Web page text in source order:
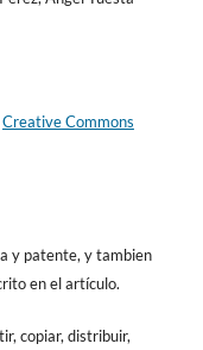
Creative Commons
y patente, y tambien
en el artículo.
copiar, distribuir,